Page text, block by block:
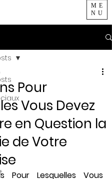
ME
NU
Pour
Vous Devez
en Question la
de Votre
Pour Lesquelles Vous